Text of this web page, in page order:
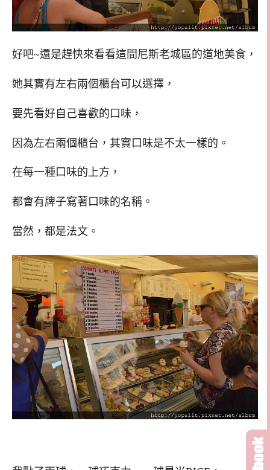
好吧~還是趕快來看看這間尼斯老城區的道地美食，
她其實有左右兩個櫃台可以選擇，
要先看好自己喜歡的口味，
因為左右兩個櫃台，其實口味是不太一樣的。
在每一種口味的上方，
都會有牌子寫著口味的名稱。
當然，都是法文。